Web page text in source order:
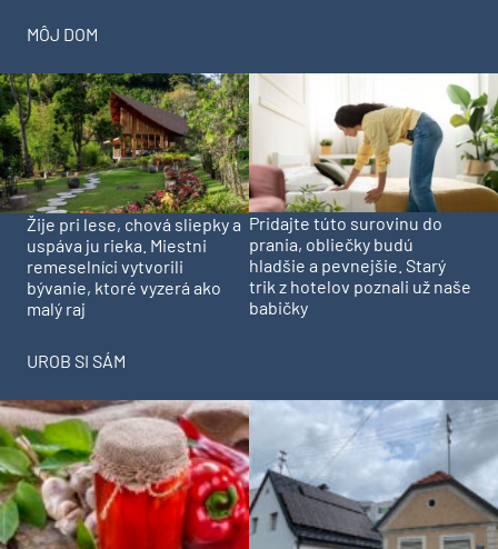
MÔJ DOM
Žije pri lese, chová sliepky a
uspáva ju rieka. Miestni
remeselníci vytvorili
bývanie, ktoré vyzerá ako
malý raj
Pridajte túto surovinu do
prania, obliečky budú
hladšie a pevnejšie. Starý
trik z hotelov poznali už naše
babičky
UROB SI SÁM